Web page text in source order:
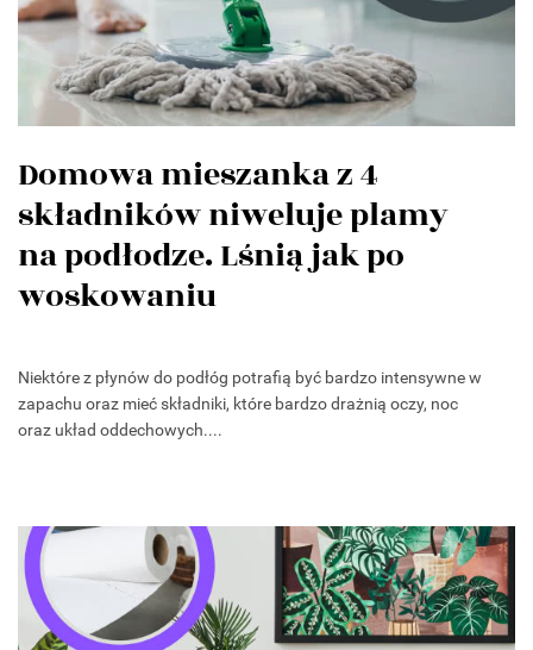
Domowa mieszanka z 4
składników niweluje plamy
na podłodze. Lśnią jak po
woskowaniu
Niektóre z płynów do podłóg potrafią być bardzo intensywne w
zapachu oraz mieć składniki, które bardzo drażnią oczy, noc
oraz układ oddechowych....